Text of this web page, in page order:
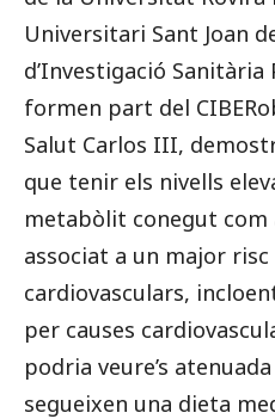
Universitari Sant Joan
d’Investigació Sanitària
formen part del
Salut Carlos III,
que tenir els nivells
metabòlit conegut com
associat a un major
cardiovasculars,
per causes
podria veure’s
segueixen una dieta